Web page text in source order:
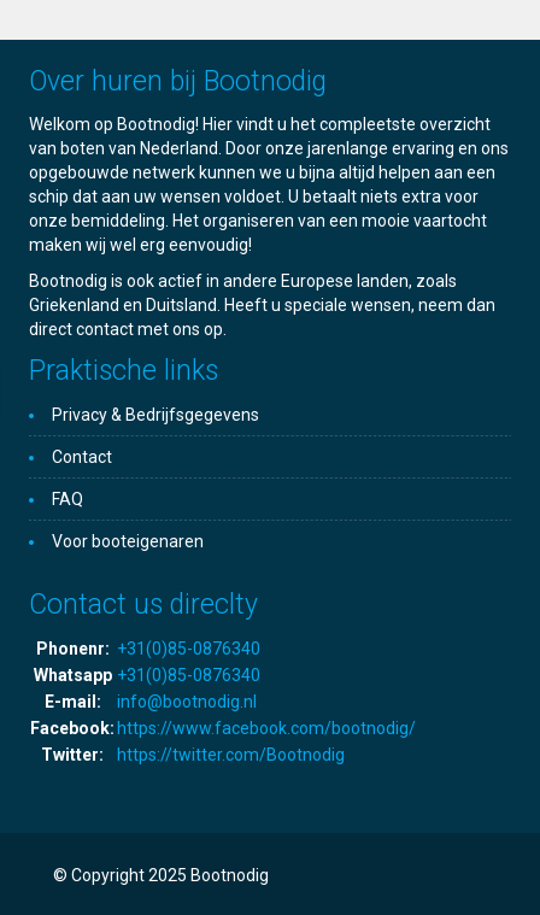
Over huren bij Bootnodig
Welkom op Bootnodig! Hier vindt u het compleetste overzicht
van boten van Nederland. Door onze jarenlange ervaring en ons
opgebouwde netwerk kunnen we u bijna altijd helpen aan een
schip dat aan uw wensen voldoet. U betaalt niets extra voor
onze bemiddeling. Het organiseren van een mooie vaartocht
maken wij wel erg eenvoudig!
Bootnodig is ook actief in andere Europese landen, zoals
Griekenland en Duitsland. Heeft u speciale wensen, neem dan
direct contact met ons op.
Praktische links
Privacy & Bedrijfsgegevens
Contact
FAQ
Voor booteigenaren
Contact us direclty
Phonenr: +31(0)85-0876340
Whatsapp +31(0)85-0876340
E-mail:
info@bootnodig.nl
Facebook: https://www.facebook.com/bootnodig/
Twitter:
https://twitter.com/Bootnodig
© Copyright 2025 Bootnodig